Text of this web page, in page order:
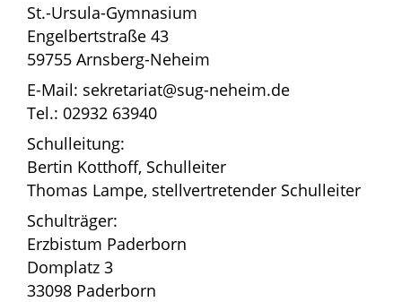
St.-Ursula-Gymnasium
Engelbertstraße 43
59755 Arnsberg-Neheim
E-Mail: sekretariat@sug-neheim.de
Tel.: 02932 63940
Schulleitung:
Bertin Kotthoff, Schulleiter
Thomas Lampe, stellvertretender Schulleiter
Schulträger:
Erzbistum Paderborn
Domplatz 3
33098 Paderborn